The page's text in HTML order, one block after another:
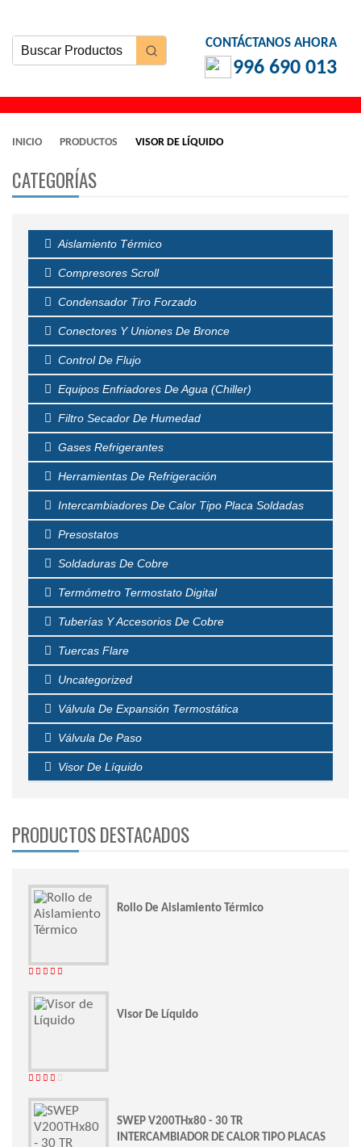
CONTÁCTANOS AHORA
996 690 013
INICIO PRODUCTOS VISOR DE LÍQUIDO
CATEGORÍAS
Aislamiento Térmico
Compresores Scroll
Condensador Tiro Forzado
Conectores Y Uniones De Bronce
Control De Flujo
Equipos Enfriadores De Agua (chiller)
Filtro Secador De Humedad
Gases Refrigerantes
Herramientas De Refrigeración
Intercambiadores De Calor Tipo Placa Soldadas
Presostatos
Soldaduras De Cobre
Termómetro Termostato Digital
Tuberías Y Accesorios De Cobre
Tuercas Flare
Uncategorized
Válvula De Expansión Termostática
Válvula De Paso
Visor De Líquido
PRODUCTOS DESTACADOS
Rollo De Aislamiento Térmico
con
4.00
de 5
Visor De Líquido
con
3.00
de 5
SWEP V200THx80 - 30 TR
INTERCAMBIADOR DE CALOR TIPO PLACAS